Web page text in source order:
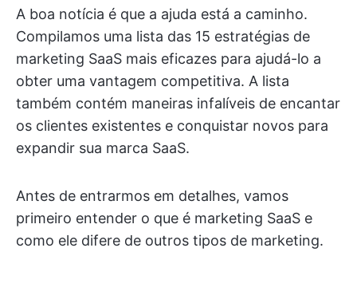
A boa notícia é que a ajuda está a caminho.
Compilamos uma lista das 15 estratégias de
marketing SaaS mais eficazes para ajudá-lo a
obter uma vantagem competitiva. A lista
também contém maneiras infalíveis de encantar
os clientes existentes e conquistar novos para
expandir sua marca SaaS.
Antes de entrarmos em detalhes, vamos
primeiro entender o que é marketing SaaS e
como ele difere de outros tipos de marketing.